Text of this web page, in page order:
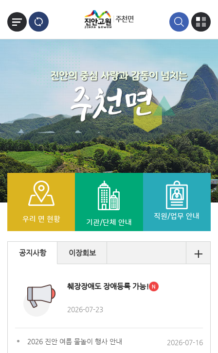
주천면
우리 면 현황 기관/단체 안내
직원/업무 안내
공지사항
췌장장애도 장애등록 가능!
2026-07-23
2026 진안 여름 물놀이 행사 안내
2026-07-16
+
이장회보